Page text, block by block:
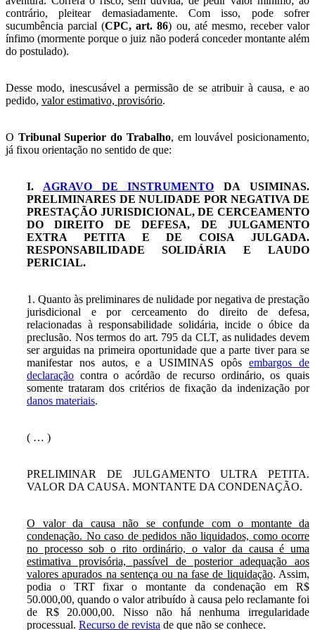
contrário, pleitear demasiadamente. Com isso, pode sofrer
sucumbência parcial (CPC, art. 86) ou, até mesmo, receber valor
ínfimo (mormente porque o juiz não poderá conceder montante além
do postulado).
Desse modo, inescusável a permissão de se atribuir à causa, e ao
pedido, valor estimativo, provisório.
O Tribunal Superior do Trabalho, em louvável posicionamento,
já fixou orientação no sentido de que:
I. AGRAVO DE INSTRUMENTO DA USIMINAS.
PRELIMINARES DE NULIDADE POR NEGATIVA DE
PRESTAÇÃO JURISDICIONAL, DE CERCEAMENTO
DO DIREITO DE DEFESA, DE JULGAMENTO
EXTRA PETITA E DE COISA JULGADA.
RESPONSABILIDADE SOLIDÁRIA E LAUDO
PERICIAL.
1. Quanto às preliminares de nulidade por negativa de prestação
jurisdicional e por cerceamento do direito de defesa,
relacionadas à responsabilidade solidária, incide o óbice da
preclusão. Nos termos do art. 795 da CLT, as nulidades devem
ser arguidas na primeira oportunidade que a parte tiver para se
manifestar nos autos, e a USIMINAS opôs embargos de
declaração contra o acórdão de recurso ordinário, os quais
somente trataram dos critérios de fixação da indenização por
danos materiais.
( … )
PRELIMINAR DE JULGAMENTO ULTRA PETITA.
VALOR DA CAUSA. MONTANTE DA CONDENAÇÃO.
O valor da causa não se confunde com o montante da
condenação. No caso de pedidos não liquidados, como ocorre
no processo sob o rito ordinário, o valor da causa é uma
estimativa provisória, passível de posterior adequação aos
valores apurados na sentença ou na fase de liquidação. Assim,
podia o TRT fixar o montante da condenação em R$
50.000,00, quando o valor atribuído à causa pelo reclamante foi
de R$ 20.000,00. Nisso não há nenhuma irregularidade
processual. Recurso de revista de que não se conhece.